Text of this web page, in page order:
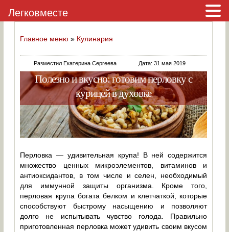
Главное меню » Кулинария
Разместил Екатерина Сергеева Дата: 31 мая 2019
Полезно и вкусно: готовим перловку с
курицей в духовке
Перловка — удивительная крупа! В ней содержится
множество ценных микроэлементов, витаминов и
антиоксидантов, в том числе и селен, необходимый
для иммунной защиты организма. Кроме того,
перловая крупа богата белком и клетчаткой, которые
способствуют быстрому насыщению и позволяют
долго не испытывать чувство голода. Правильно
приготовленная перловка может удивить своим вкусом
Легковместе